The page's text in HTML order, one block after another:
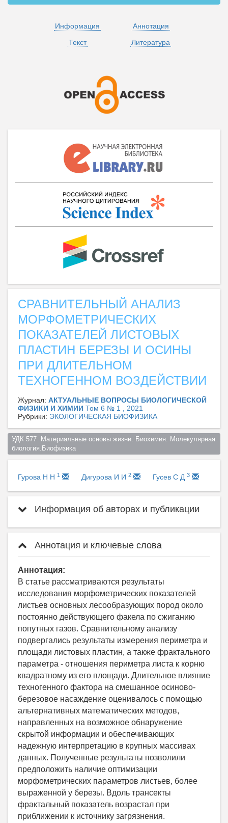
Информация
Аннотация
Текст
Литература
СРАВНИТЕЛЬНЫЙ АНАЛИЗ
МОРФОМЕТРИЧЕСКИХ
ПОКАЗАТЕЛЕЙ ЛИСТОВЫХ
ПЛАСТИН БЕРЕЗЫ И ОСИНЫ
ПРИ ДЛИТЕЛЬНОМ
ТЕХНОГЕННОМ ВОЗДЕЙСТВИИ
Журнал: АКТУАЛЬНЫЕ ВОПРОСЫ БИОЛОГИЧЕСКОЙ
ФИЗИКИ И ХИМИИ Том 6 № 1 , 2021
Рубрики: ЭКОЛОГИЧЕСКАЯ БИОФИЗИКА
УДК 577  Материальные основы жизни. Биохимия. Молекулярная
биология.Биофизика
Гурова Н Н 1 Дигурова И И 2 Гусев С Д 3
Информация об авторах и публикации
Аннотация и ключевые слова
Аннотация:
В статье рассматриваются результаты
исследования морфометрических показателей
листьев основных лесообразующих пород около
постоянно действующего факела по сжиганию
попутных газов. Сравнительному анализу
подвергались результаты измерения периметра и
площади листовых пластин, а также фрактального
параметра - отношения периметра листа к корню
квадратному из его площади. Длительное влияние
техногенного фактора на смешанное осиново-
березовое насаждение оценивалось с помощью
альтернативных математических методов,
направленных на возможное обнаружение
скрытой информации и обеспечивающих
надежную интерпретацию в крупных массивах
данных. Полученные результаты позволили
предположить наличие оптимизации
морфометрических параметров листьев, более
выраженной у березы. Вдоль трансекты
фрактальный показатель возрастал при
приближении к источнику загрязнения.